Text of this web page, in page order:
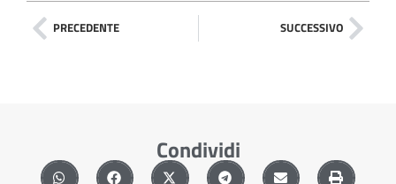
PRECEDENTE SUCCESSIVO
Condividi